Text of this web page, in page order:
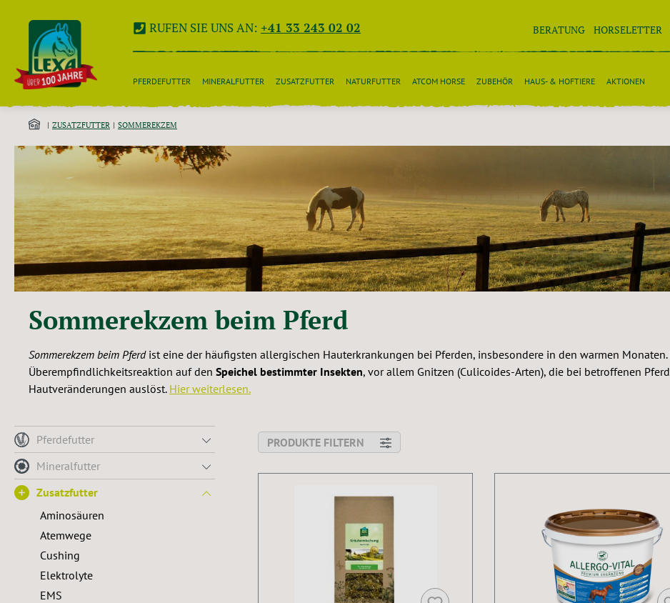
Hauptinhalt springen
Zur Suche springen
Zur Hauptnavigation springen
RUFEN SIE UNS AN: +41 33 243 02 02 BERATUNG HORSELETTER
PFERDEFUTTER MINERALFUTTER ZUSATZFUTTER NATURFUTTER ATCOM HORSE ZUBEHÖR HAUS- & HOFTIERE AKTIONEN
ZUSATZFUTTER SOMMEREKZEM
Sommerekzem beim Pferd
Sommerekzem beim Pferdist eine der häufigsten allergischen Hauterkrankungen bei Pferden, insbesondere in den warmen
Überempfindlichkeitsreaktion auf den Speichel bestimmter Insekten, vor allem Gnitzen (Culicoides-Arten), die bei betroffenen
Hautveränderungen auslöst. Hier weiterlesen.
Pferdefutter
Mineralfutter
Zusatzfutter
Aminosäuren
Atemwege
Cushing
Elektrolyte
EMS
PRODUKTE FILTERN